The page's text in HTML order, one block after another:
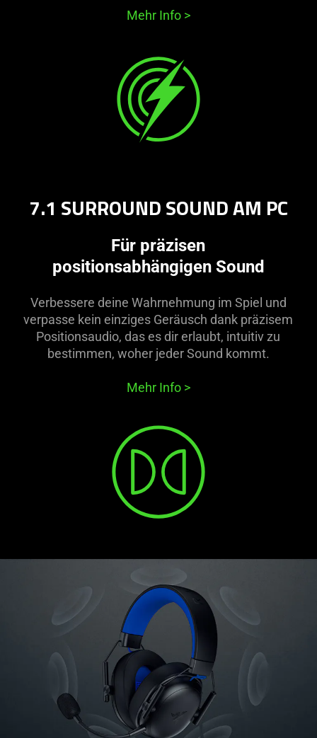
Mehr Info >
7.1 SURROUND SOUND AM PC
Für präzisen
positionsabhängigen Sound
Verbessere deine Wahrnehmung im Spiel und
verpasse kein einziges Geräusch dank präzisem
Positionsaudio, das es dir erlaubt, intuitiv zu
bestimmen, woher jeder Sound kommt.
Mehr Info >